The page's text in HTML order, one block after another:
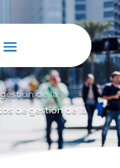
de la
de gestión de la